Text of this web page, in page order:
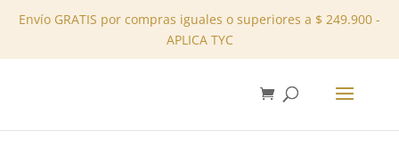
Envío GRATIS por compras iguales o superiores a $ 249.900 -
APLICA TYC
✕